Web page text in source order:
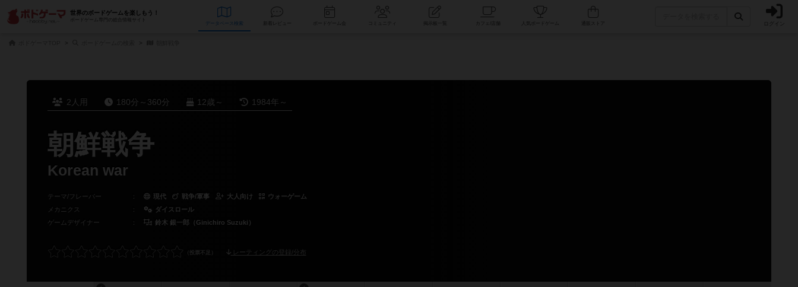
世界のボードゲームを楽しもう！
ボードゲーム専門の総合情報サイト
データベース コミュニティ 人気ボードゲーム ログイン
2人用 180分～360分 12歳～ 1984年～
朝鮮戦争
Korean war
テーマ/フレーバー ： 現代 戦争/軍事 大人向け
ウォーゲーム
メカニクス
：
ダイスロール
ゲームデザイナー
： 鈴木 銀一郎（Ginichiro Suzuki）
レーティングの登録/分布